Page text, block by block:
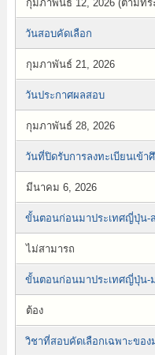
กุมภาพันธ์ 12, 2026 (ตามที่
วันสอบคัดเลือก
กุมภาพันธ์ 21, 2026
วันประกาศผลสอบ
กุมภาพันธ์ 28, 2026
วันที่ปิดรับการลงทะเบียนเข้า
มีนาคม 6, 2026
ขั้นตอนก่อนมาประเทศญี่ปุ่น-
ไม่สามารถ
ขั้นตอนก่อนมาประเทศญี่ปุ่น-
ต้อง
วิชาที่สอบคัดเลือกเฉพาะขอ